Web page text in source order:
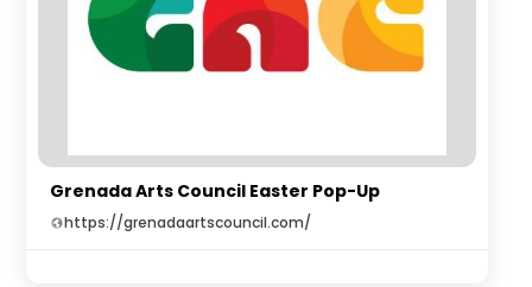
Grenada Arts Council Easter Pop-Up
https://grenadaartscouncil.com/